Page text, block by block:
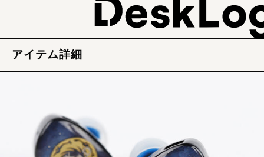
アイテム詳細